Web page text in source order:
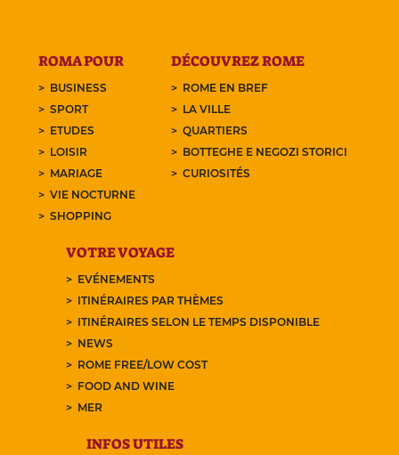
ROMA POUR
BUSINESS
SPORT
ETUDES
LOISIR
MARIAGE
VIE NOCTURNE
SHOPPING
DÉCOUVREZ ROME
ROME EN BREF
LA VILLE
QUARTIERS
BOTTEGHE E NEGOZI STORICI
CURIOSITÉS
VOTRE VOYAGE
EVÉNEMENTS
ITINÉRAIRES PAR THÈMES
ITINÉRAIRES SELON LE TEMPS DISPONIBLE
NEWS
ROME FREE/LOW COST
FOOD AND WINE
MER
INFOS UTILES